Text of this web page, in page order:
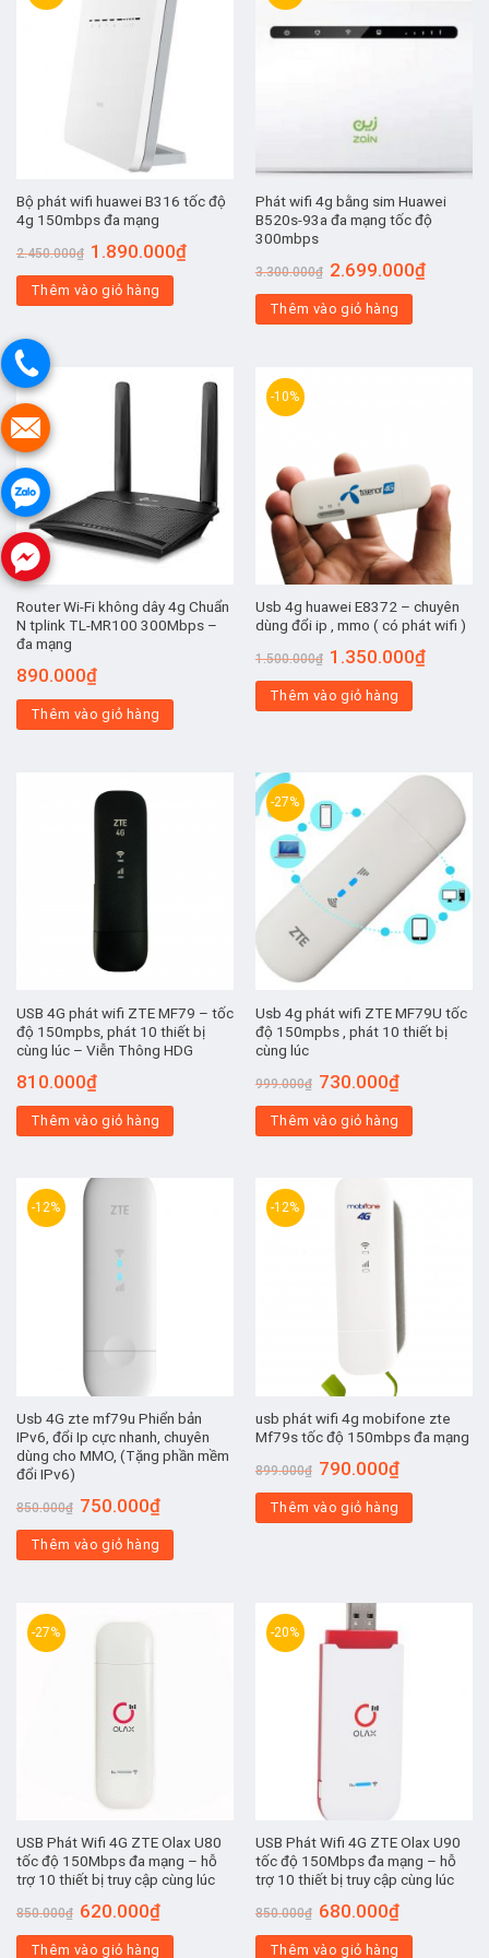
Bộ phát wifi huawei B316 tốc độ
4g 150mbps đa mạng
2.450.000₫ Giá
gốc
là:
2.450.000₫.
1.890.000₫Giá
Thêm vào giỏ hàng
Phát wifi 4g bằng sim Huawei
B520s-93a đa mạng tốc độ
300mbps
3.300.000₫ Giá
gốc
là:
3.300.000₫.
2.699.000₫Giá
Thêm vào giỏ hàng
Router Wi-Fi không dây 4g Chuẩn
N tplink TL-MR100 300Mbps –
đa mạng
890.000₫
Thêm vào giỏ hàng
-10%
Usb 4g huawei E8372 – chuyên
dùng đổi ip , mmo ( có phát wifi )
1.500.000₫ Giá
gốc
là:
1.500.000₫.
1.350.000₫Giá
Thêm vào giỏ hàng
USB 4G phát wifi ZTE MF79 – tốc
độ 150mpbs, phát 10 thiết bị
cùng lúc – Viễn Thông HDG
810.000₫
Thêm vào giỏ hàng
-27%
Usb 4g phát wifi ZTE MF79U tốc
độ 150mpbs , phát 10 thiết bị
cùng lúc
999.000₫ Giá
gốc
là:
999.000₫.
730.000₫Giá
tại
730.000₫.
Thêm vào giỏ hàng
-12%
Usb 4G zte mf79u Phiển bản
IPv6, đổi Ip cực nhanh, chuyên
dùng cho MMO, (Tặng phần mềm
đổi IPv6)
850.000₫ Giá
gốc
là:
850.000₫.
750.000₫Giá
tại
750.000₫.
Thêm vào giỏ hàng
-12%
usb phát wifi 4g mobifone zte
Mf79s tốc độ 150mbps đa mạng
899.000₫ Giá
gốc
là:
899.000₫.
790.000₫Giá
tại
790.000₫.
Thêm vào giỏ hàng
-27%
USB Phát Wifi 4G ZTE Olax U80
tốc độ 150Mbps đa mạng – hỗ
trợ 10 thiết bị truy cập cùng lúc
850.000₫ Giá
gốc
là:
850.000₫.
620.000₫Giá
tại
Thêm vào giỏ hàng
-20%
USB Phát Wifi 4G ZTE Olax U90
tốc độ 150Mbps đa mạng – hỗ
trợ 10 thiết bị truy cập cùng lúc
850.000₫ Giá
gốc
là:
850.000₫.
680.000₫Giá
tại
Thêm vào giỏ hàng